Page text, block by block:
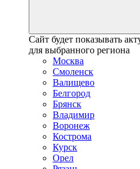
Сайт будет показывать
для выбранного региона
Москва
Смоленск
Валищево
Белгород
Брянск
Владимир
Воронеж
Кострома
Курск
Орел